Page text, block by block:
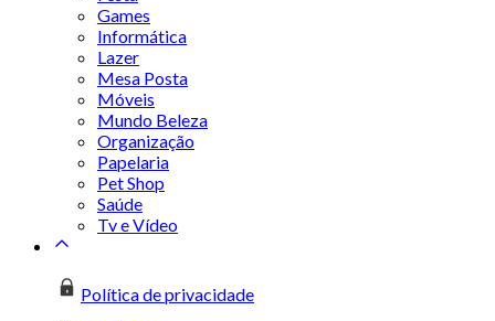
Games
Informática
Lazer
Mesa Posta
Móveis
Mundo Beleza
Organização
Papelaria
Pet Shop
Saúde
Tv e Vídeo
Política de privacidade